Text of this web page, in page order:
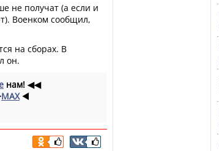
не получат (а если и
Военком сообщил,
на сборах. В
он.
нам! ◀◀
MAX ◀️